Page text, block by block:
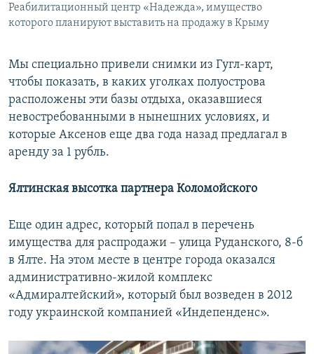
Реабилитационный центр «Надежда», имущество
которого планируют выставить на продажу в Крыму
Мы специально привели снимки из Гугл-карт,
чтобы показать, в каких уголках полуострова
расположены эти базы отдыха, оказавшиеся
невостребованными в нынешних условиях, и
которые Аксенов еще два года назад предлагал в
аренду за 1 рубль.
Ялтинская высотка партнера Коломойского
Еще один адрес, который попал в перечень
имущества для распродажи – улица Руданского, 8-б
в Ялте. На этом месте в центре города оказался
административно-жилой комплекс
«Адмиралтейский», который был возведен в 2012
году украинской компанией «Индепенденс».